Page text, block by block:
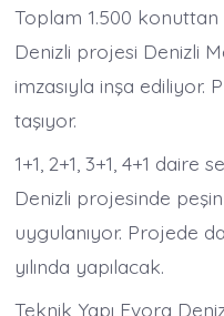
Toplam 1.500
Denizli projesi Denizli
imzasıyla inşa ediliyor.
taşıyor.
1+1, 2+1, 3+1, 4+1
Denizli projesinde
uygulanıyor. Projede
yılında yapılacak.
Teknik Yapı Evora